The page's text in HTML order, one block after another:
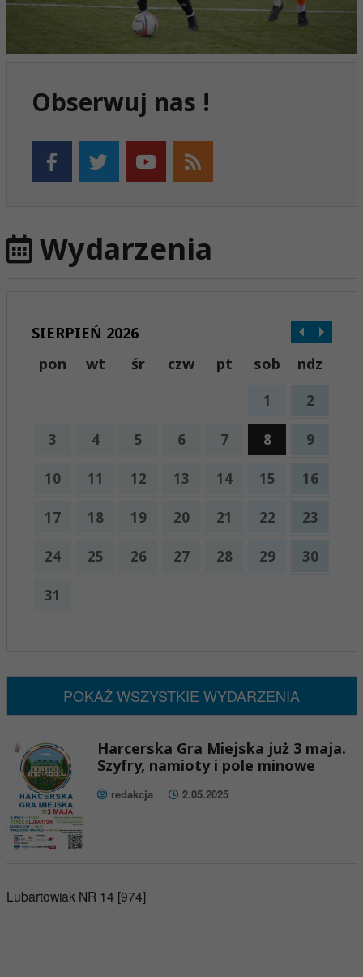
Obserwuj nas !
Wydarzenia
SIERPIEŃ 2026
pon
wt śr czw pt sob ndz
1 2
3 4 5 6 7 8 9
10 11 12 13 14 15 16
17 18 19 20 21 22 23
24 25 26 27 28 29 30
31
POKAŻ WSZYSTKIE WYDARZENIA
Harcerska Gra Miejska już 3 maja.
Szyfry, namioty i pole minowe
redakcja 2.05.2025
Lubartowiak NR 14 [974]